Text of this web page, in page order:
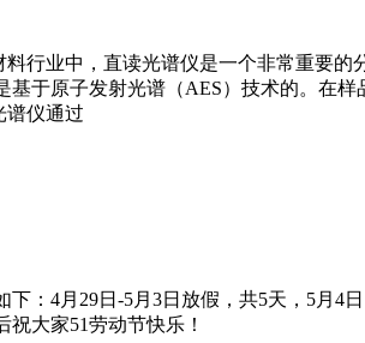
行业中，直读光谱仪是一个非常重要
于原子发射光谱（AES）技术的。在
谱仪通过
：4月29日-5月3日放假，共5天，5月
大家51劳动节快乐！